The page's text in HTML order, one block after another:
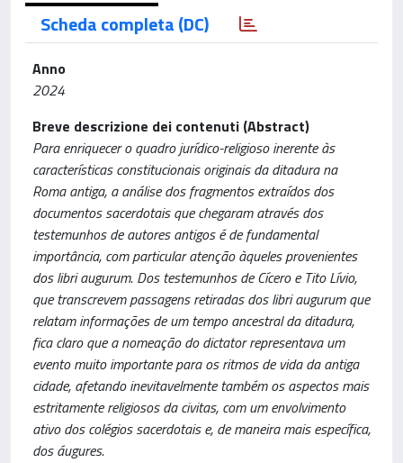
Scheda completa (DC)
Anno
2024
Breve descrizione dei contenuti (Abstract)
Para enriquecer o quadro jurídico-religioso inerente às
características constitucionais originais da ditadura na
Roma antiga, a análise dos fragmentos extraídos dos
documentos sacerdotais que chegaram através dos
testemunhos de autores antigos é de fundamental
importância, com particular atenção àqueles provenientes
dos libri augurum. Dos testemunhos de Cícero e Tito Lívio,
que transcrevem passagens retiradas dos libri augurum que
relatam informações de um tempo ancestral da ditadura,
fica claro que a nomeação do dictator representava um
evento muito importante para os ritmos de vida da antiga
cidade, afetando inevitavelmente também os aspectos mais
estritamente religiosos da civitas, com um envolvimento
ativo dos colégios sacerdotais e, de maneira mais específica,
dos áugures.